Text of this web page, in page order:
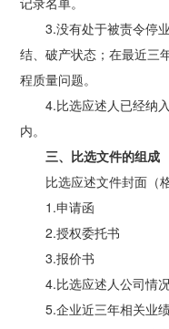
3.没有处于被责令停
结、破产状态；在最近三
程质量问题。
4.比选应述人已经纳
内。
三、比选文件的组成
比选应述文件封面（
1.申请函
2.授权委托书
3.报价书
4.比选应述人公司情
5.企业近三年相关业